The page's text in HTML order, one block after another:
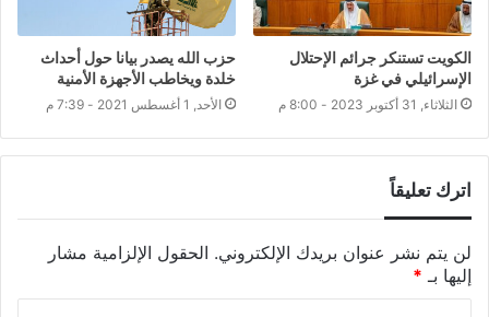
الكويت تستنكر جرائم الإحتلال
الإسرائيلي في غزة
الثلاثاء, 31 أكتوبر 2023 - 8:00 م
حزب الله يصدر بيانا حول أحداث
خلدة ويخاطب الأجهزة الأمنية
الأحد, 1 أغسطس 2021 - 7:39 م
اترك تعليقاً
لن يتم نشر عنوان بريدك الإلكتروني. الحقول الإلزامية مشار
إليها بـ *